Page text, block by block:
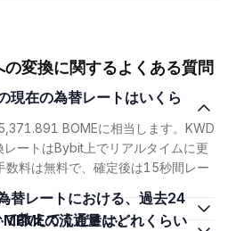
の変換に関するよくある質問
BOMEに相当します。KWD
レートはBybit上でリアルタイムに更
数料は無料で、確定後は15秒間レー
教えてください。